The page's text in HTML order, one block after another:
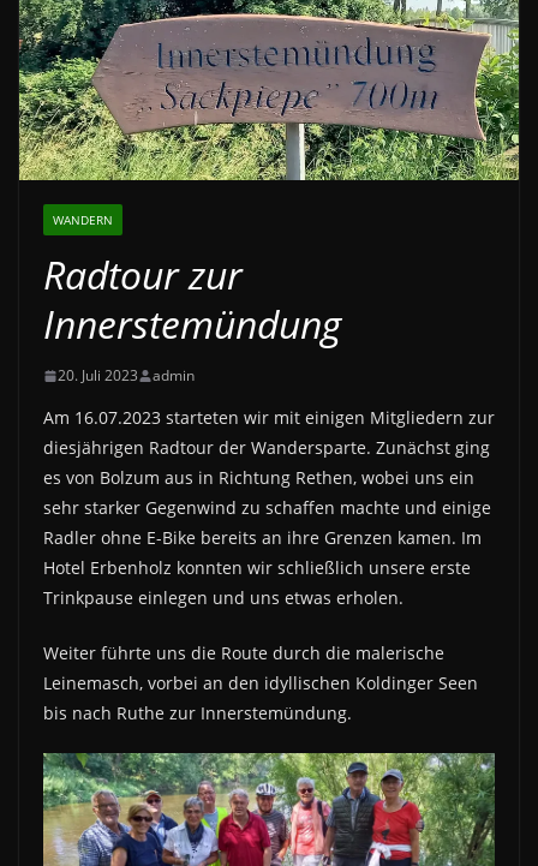
WANDERN
Radtour zur
Innerstemündung
20. Juli 2023 admin
Am 16.07.2023 starteten wir mit einigen Mitgliedern zur
diesjährigen Radtour der Wandersparte. Zunächst ging
es von Bolzum aus in Richtung Rethen, wobei uns ein
sehr starker Gegenwind zu schaffen machte und einige
Radler ohne E-Bike bereits an ihre Grenzen kamen. Im
Hotel Erbenholz konnten wir schließlich unsere erste
Trinkpause einlegen und uns etwas erholen.
Weiter führte uns die Route durch die malerische
Leinemasch, vorbei an den idyllischen Koldinger Seen
bis nach Ruthe zur Innerstemündung.